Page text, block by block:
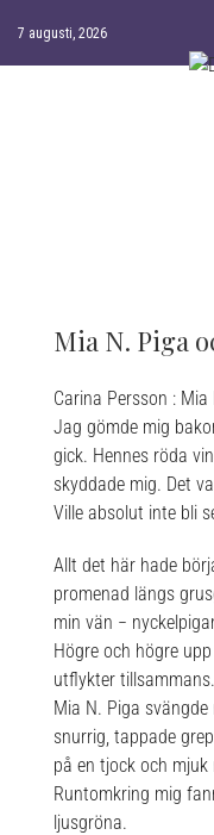
content
7 augusti, 2026
Carina Persson :
Jag gömde mig
gick. Hennes röda
skyddade mig. Det
Ville absolut inte bli
Allt det här hade
promenad längs
min vän −
Högre och högre
utflykter
Mia N. Piga
snurrig, tappade
på en tjock och
Runtomkring mig
ljusgröna.